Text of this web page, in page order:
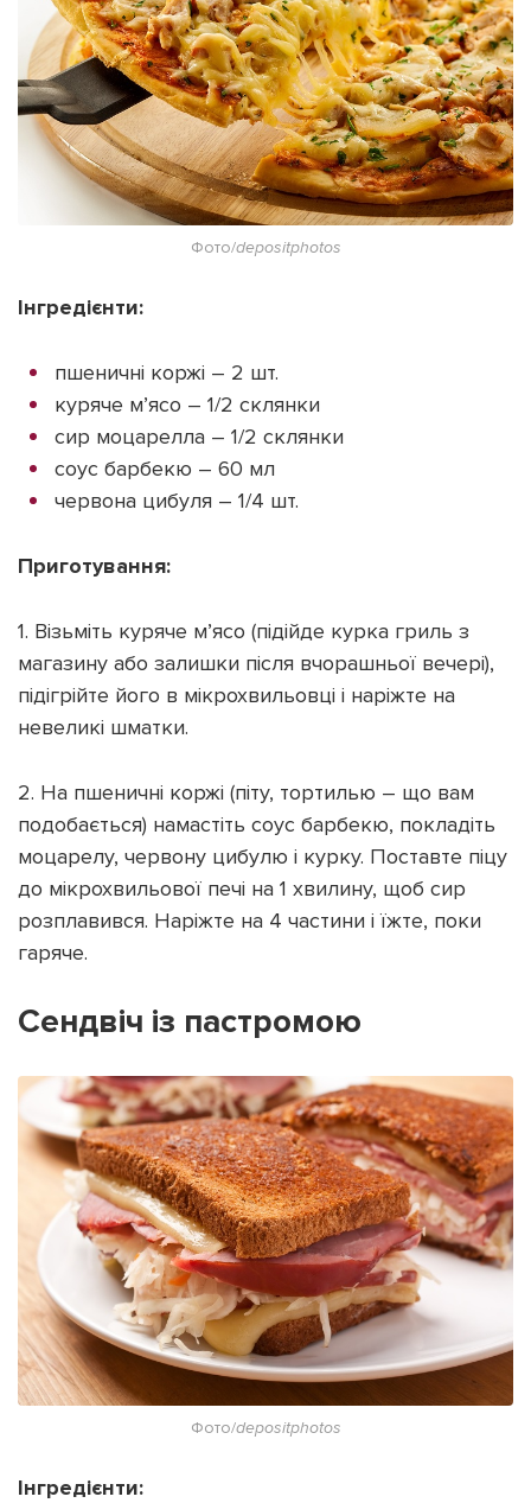
Фото/depositphotos
Інгредієнти:
пшеничні коржі – 2 шт.
куряче м’ясо – 1/2 склянки
сир моцарелла – 1/2 склянки
соус барбекю – 60 мл
червона цибуля – 1/4 шт.
Приготування:
1. Візьміть куряче м’ясо (підійде курка гриль з
магазину або залишки після вчорашньої вечері),
підігрійте його в мікрохвильовці і наріжте на
невеликі шматки.
2. На пшеничні коржі (піту, тортилью – що вам
подобається) намастіть соус барбекю, покладіть
моцарелу, червону цибулю і курку. Поставте піцу
до мікрохвильової печі на 1 хвилину, щоб сир
розплавився. Наріжте на 4 частини і їжте, поки
гаряче.
Сендвіч із пастромою
Фото/depositphotos
Інгредієнти: